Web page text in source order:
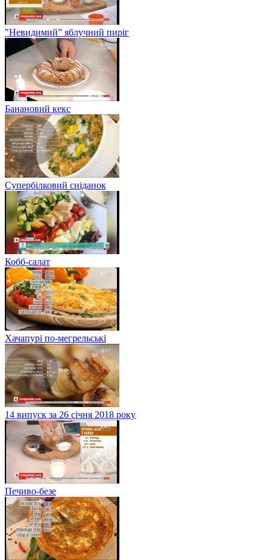
"Невидимий” яблучний пиріг
Банановий кекс
Супербілковий сніданок
Кобб-салат
Хачапурі по-мегрельські
14 випуск за 26 січня 2018 року
Печиво-безе